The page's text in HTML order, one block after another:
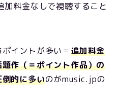
料金なしで視聴すること
イントが多い＝追加料金
作（＝ポイント作品）の
的に多いのがmusic.jpの